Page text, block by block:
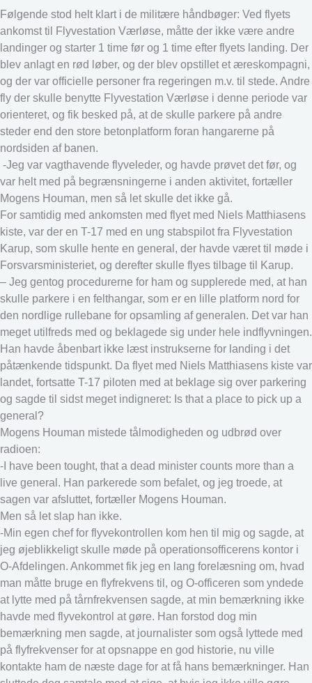
Følgende stod helt klart i de militære håndbøger: Ved flyets
ankomst til Flyvestation Værløse, måtte der ikke være andre
landinger og starter 1 time før og 1 time efter flyets landing. Der
blev anlagt en rød løber, og der blev opstillet et æreskompagni,
og der var officielle personer fra regeringen m.v. til stede. Andre
fly der skulle benytte Flyvestation Værløse i denne periode var
orienteret, og fik besked på, at de skulle parkere på andre
steder end den store betonplatform foran hangarerne på
nordsiden af banen.
-Jeg var vagthavende flyveleder, og havde prøvet det før, og
var helt med på begrænsningerne i anden aktivitet, fortæller
Mogens Houman, men så let skulle det ikke gå.
For samtidig med ankomsten med flyet med Niels Matthiasens
kiste, var der en T-17 med en ung stabspilot fra Flyvestation
Karup, som skulle hente en general, der havde været til møde i
Forsvarsministeriet, og derefter skulle flyes tilbage til Karup.
– Jeg gentog procedurerne for ham og supplerede med, at han
skulle parkere i en felthangar, som er en lille platform nord for
den nordlige rullebane for opsamling af generalen. Det var han
meget utilfreds med og beklagede sig under hele indflyvningen.
Han havde åbenbart ikke læst instrukserne for landing i det
påtænkende tidspunkt. Da flyet med Niels Matthiasens kiste var
landet, fortsatte T-17 piloten med at beklage sig over parkering
og sagde til sidst meget indigneret: Is that a place to pick up a
general?
Mogens Houman mistede tålmodigheden og udbrød over
radioen:
-I have been tought, that a dead minister counts more than a
live general. Han parkerede som befalet, og jeg troede, at
sagen var afsluttet, fortæller Mogens Houman.
Men så let slap han ikke.
-Min egen chef for flyvekontrollen kom hen til mig og sagde, at
jeg øjeblikkeligt skulle møde på operationsofficerens kontor i
O-Afdelingen. Ankommet fik jeg en lang forelæsning om, hvad
man måtte bruge en flyfrekvens til, og O-officeren som yndede
at lytte med på tårnfrekvensen sagde, at min bemærkning ikke
havde med flyvekontrol at gøre. Han forstod dog min
bemærkning men sagde, at journalister som også lyttede med
på flyfrekvenser for at opsnappe en god historie, nu ville
kontakte ham de næste dage for at få hans bemærkninger. Han